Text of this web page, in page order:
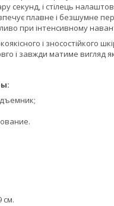
секунд, і стілець
плавне і безшумне
при інтенсивному
і зносостійкого
і завжди матиме вигляд
см.